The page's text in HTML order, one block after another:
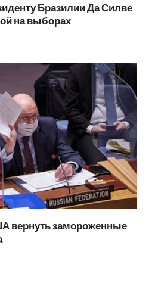
Бразилии Да Силве
на выборах
вернуть замороженные